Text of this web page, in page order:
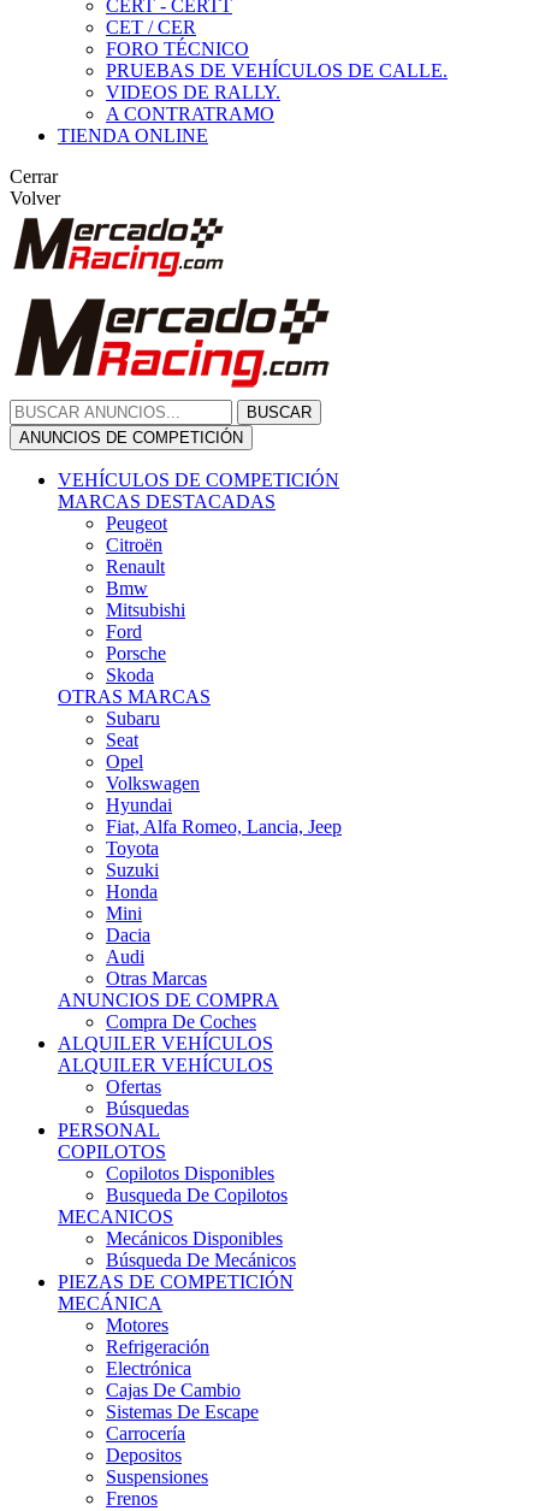
CERT - CERTT
CET / CER
FORO TÉCNICO
PRUEBAS DE VEHÍCULOS DE CALLE.
VIDEOS DE RALLY.
A CONTRATRAMO
TIENDA ONLINE
Cerrar
Volver
BUSCAR
ANUNCIOS DE COMPETICIÓN
VEHÍCULOS DE COMPETICIÓN
MARCAS DESTACADAS
Peugeot
Citroën
Renault
Bmw
Mitsubishi
Ford
Porsche
Skoda
OTRAS MARCAS
Subaru
Seat
Opel
Volkswagen
Hyundai
Fiat, Alfa Romeo, Lancia, Jeep
Toyota
Suzuki
Honda
Mini
Dacia
Audi
Otras Marcas
ANUNCIOS DE COMPRA
Compra De Coches
ALQUILER VEHÍCULOS
ALQUILER VEHÍCULOS
Ofertas
Búsquedas
PERSONAL
COPILOTOS
Copilotos Disponibles
Busqueda De Copilotos
MECANICOS
Mecánicos Disponibles
Búsqueda De Mecánicos
PIEZAS DE COMPETICIÓN
MECÁNICA
Motores
Refrigeración
Electrónica
Cajas De Cambio
Sistemas De Escape
Carrocería
Depositos
Suspensiones
Frenos